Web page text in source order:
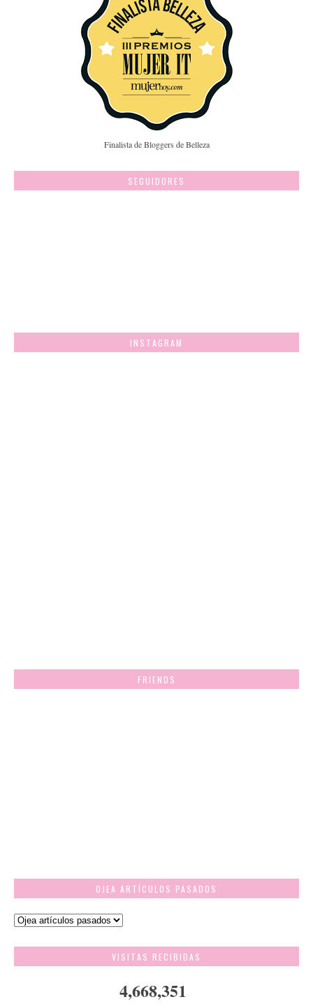
Finalista de Bloggers de Belleza
SEGUIDORES
INSTAGRAM
FRIENDS
OJEA ARTÍCULOS PASADOS
VISITAS RECIBIDAS
4,668,351